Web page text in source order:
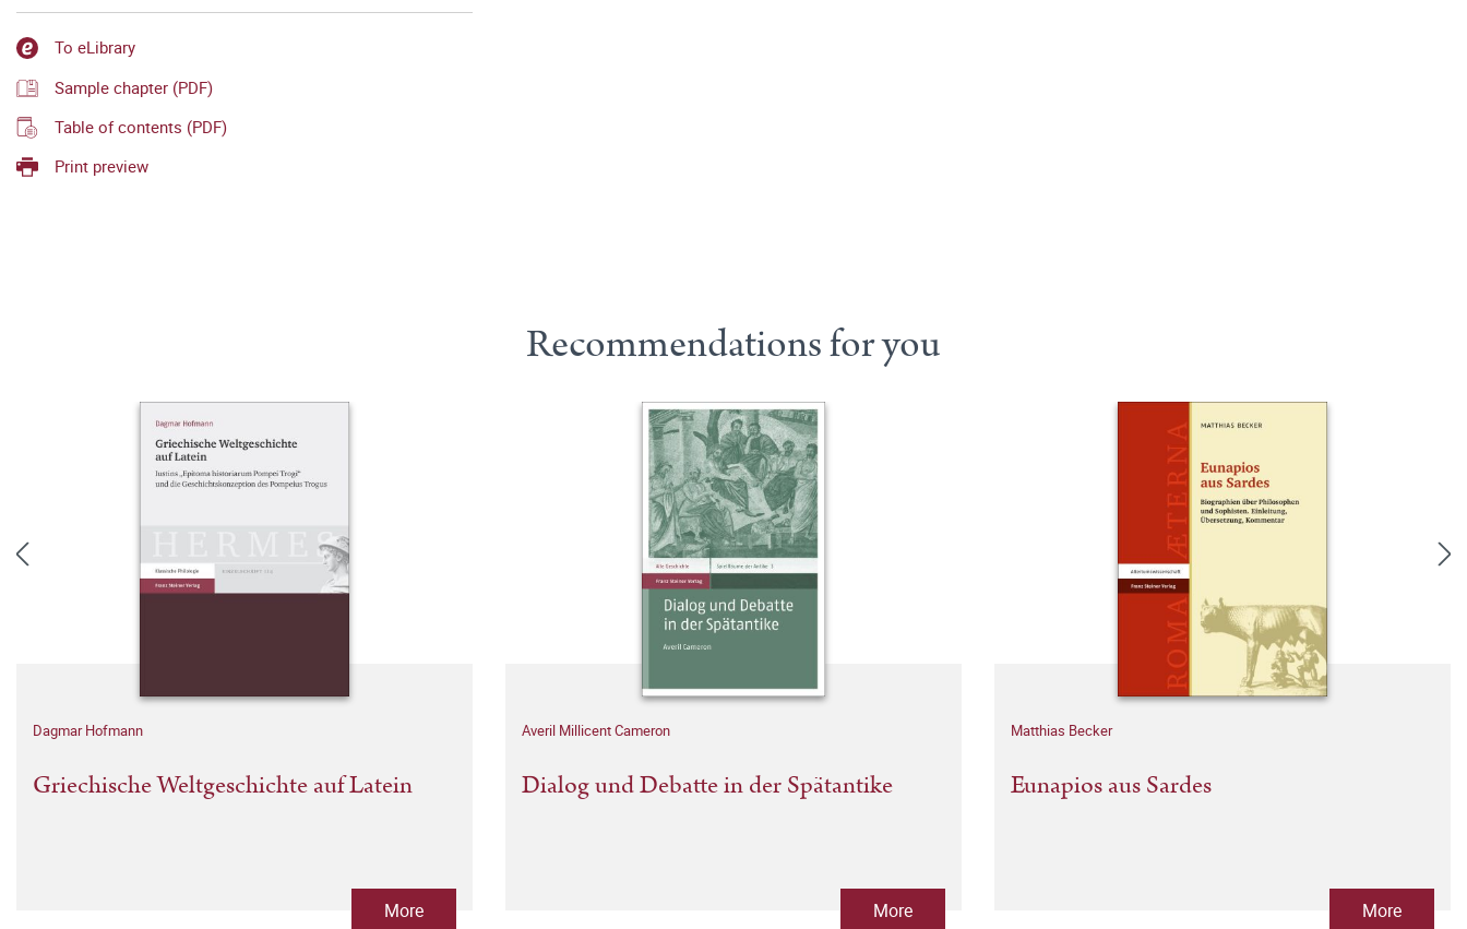
To eLibrary
Sample chapter (PDF)
Table of contents (PDF)
Print preview
Recommendations for you
Dagmar Hofmann
Griechische Weltgeschichte auf Latein
More
Averil Millicent Cameron
Dialog und Debatte in der Spätantike
More
Matthias Becker
Eunapios aus Sardes
More